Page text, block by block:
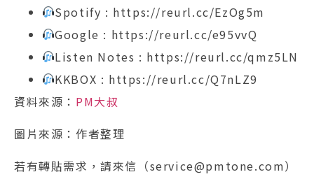
Spotify : https://reurl.cc/EzOg5m
Google : https://reurl.cc/e95vvQ
Listen Notes : https://reurl.cc/qmz5LN
KKBOX : https://reurl.cc/Q7nLZ9
資料來源： PM大叔
圖片來源：作者整理
若有轉貼需求，請來信（service@pmtone.com）